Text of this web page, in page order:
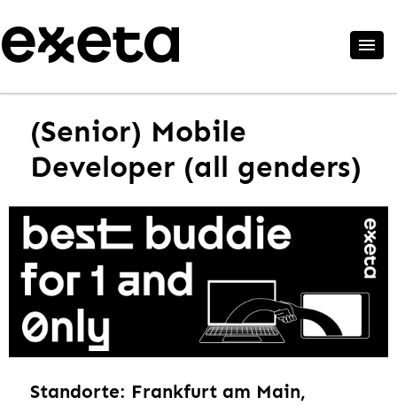
(Senior) Mobile
Developer (all genders)
Standorte: Frankfurt am Main,